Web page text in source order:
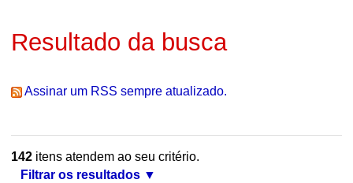
Resultado da busca
Assinar um RSS sempre atualizado.
142itens atendem ao seu critério.
Filtrar os resultados